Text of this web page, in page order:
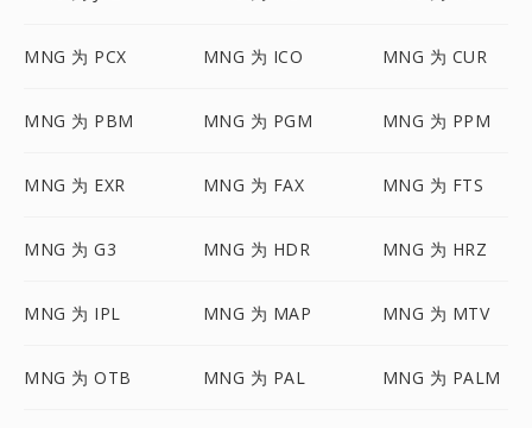
MNG 为 PCX MNG 为 ICO MNG 为 CUR
MNG 为 PBM MNG 为 PGM MNG 为 PPM
MNG 为 EXR MNG 为 FAX MNG 为 FTS
MNG 为 G3 MNG 为 HDR MNG 为 HRZ
MNG 为 IPL MNG 为 MAP MNG 为 MTV
MNG 为 OTB MNG 为 PAL MNG 为 PALM